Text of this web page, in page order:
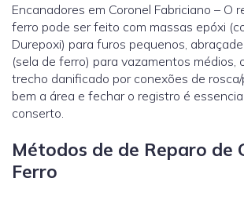
Encanadores em Coronel Fabriciano – O
ferro pode ser feito com massas epóxi
Durepoxi) para furos pequenos,
(sela de ferro) para vazamentos médios,
trecho danificado por conexões de
bem a área e fechar o registro é
conserto.
Métodos de de Reparo de
Ferro